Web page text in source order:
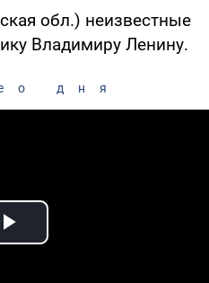
обл.) неизвестные
Владимиру Ленину.
дня
Play Video